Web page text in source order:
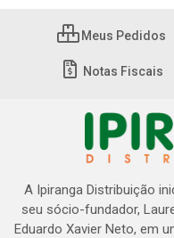
Meus Pedidos
Notas Fiscais
A Ipiranga Distribuição
seu sócio-fundador,
Eduardo Xavier Neto, em